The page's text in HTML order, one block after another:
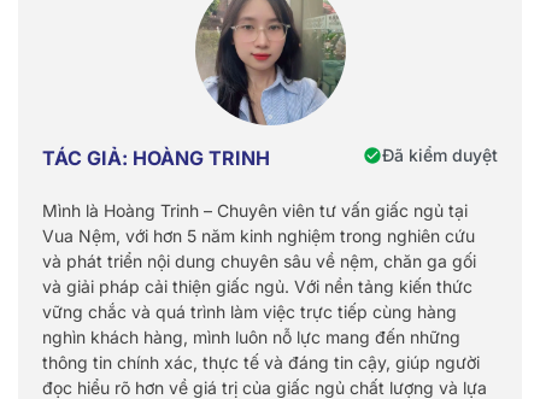
TÁC GIẢ: HOÀNG TRINH Đã kiểm duyệt
Mình là Hoàng Trinh – Chuyên viên tư vấn giấc ngủ tại
Vua Nệm, với hơn 5 năm kinh nghiệm trong nghiên cứu
và phát triển nội dung chuyên sâu về nệm, chăn ga gối
và giải pháp cải thiện giấc ngủ. Với nền tảng kiến thức
vững chắc và quá trình làm việc trực tiếp cùng hàng
nghìn khách hàng, mình luôn nỗ lực mang đến những
thông tin chính xác, thực tế và đáng tin cậy, giúp người
đọc hiểu rõ hơn về giá trị của giấc ngủ chất lượng và lựa